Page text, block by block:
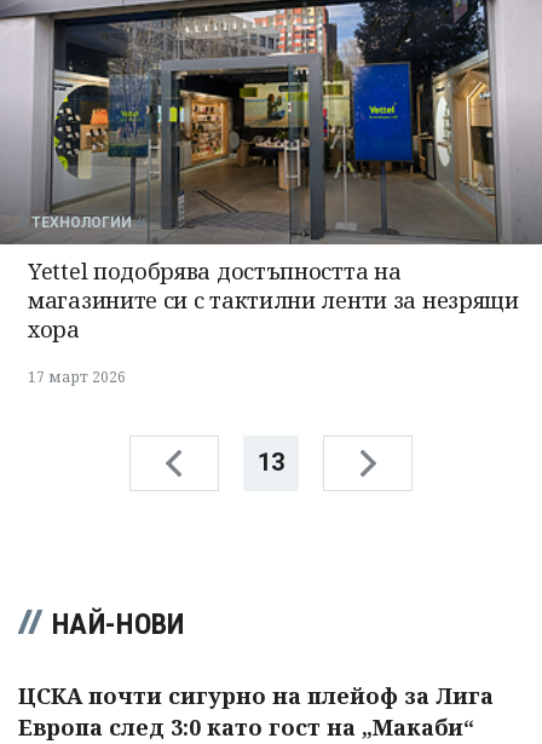
ТЕХНОЛОГИИ
Yettel подобрява достъпността на
магазините си с тактилни ленти за незрящи
хора
17 март 2026
13
НАЙ-НОВИ
ЦСКА почти сигурно на плейоф за Лига
Европа след 3:0 като гост на „Макаби“